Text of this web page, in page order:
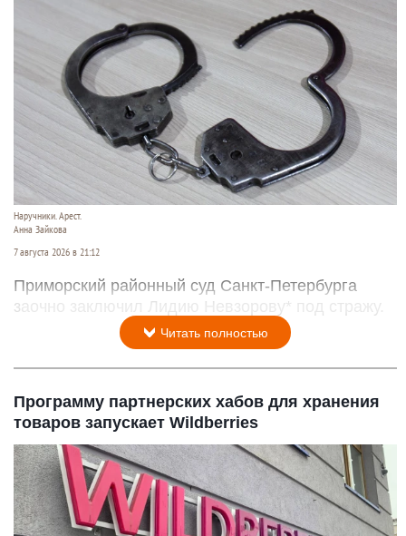
Наручники. Арест.
Анна Зайкова
7 августа 2026 в 21:12
Приморский районный суд Санкт-Петербурга
заочно заключил Лидию Невзорову* под стражу.
Читать полностью
Программу партнерских хабов для хранения
товаров запускает Wildberries